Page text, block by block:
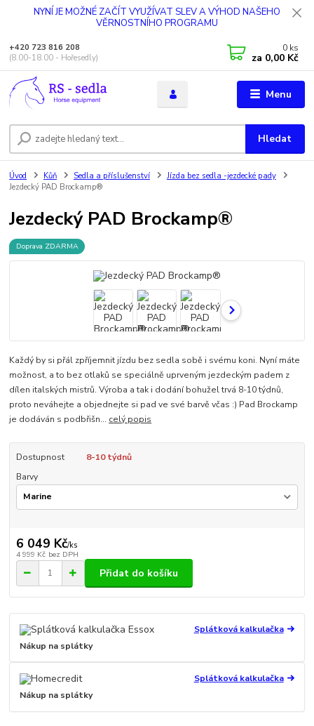
NYNÍ JE MOŽNÉ ZAČÍT VYUŽÍVAT SLEV A VÝHOD NAŠEHO
VĚRNOSTNÍHO PROGRAMU
Menu
Hledat
+420 723 816 208
(8.00-18.00 - Hořesedly)
0 ks
za 0,00 Kč
Úvod Kůň Sedla a příslušenství
Jízda bez sedla -jezdecké pady
Jezdecký PAD Brockamp®
Jezdecký PAD Brockamp®
Doprava ZDARMA
Každý by si přál zpříjemnit jízdu bez sedla sobě i svému koni. Nyní máte
možnost, a to bez otlaků se speciálně uprveným jezdeckým padem z
dílen italských mistrů. Výroba a tak i dodání bohužel trvá 8-10 týdnů,
proto neváhejte a objednejte si pad ve své barvě včas :) Pad Brockamp
je dodáván s podbřišn... celý popis
Dostupnost
8-10 týdnů
Barvy
6 049 Kč/ks
4 999 Kč bez DPH
Přidat do košíku
Splátková kalkulačka
Nákup na splátky
Splátková kalkulačka
Nákup na splátky